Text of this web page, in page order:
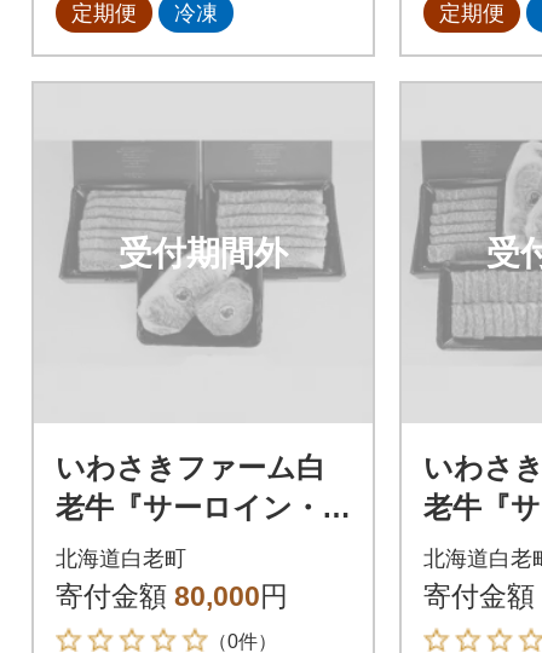
定期便 冷凍 定期便
受付期間外
いわさきファーム白
老牛『サーロイン・
シンシン・ロース・
ウデ肉 約1.4kg』ギ
フトBセット
北海道白老町
寄付金額 80,000円
（0件）
受
いわさ
老牛『
シンシ
上カル
2kg』ギ
北海道白老
寄付金額